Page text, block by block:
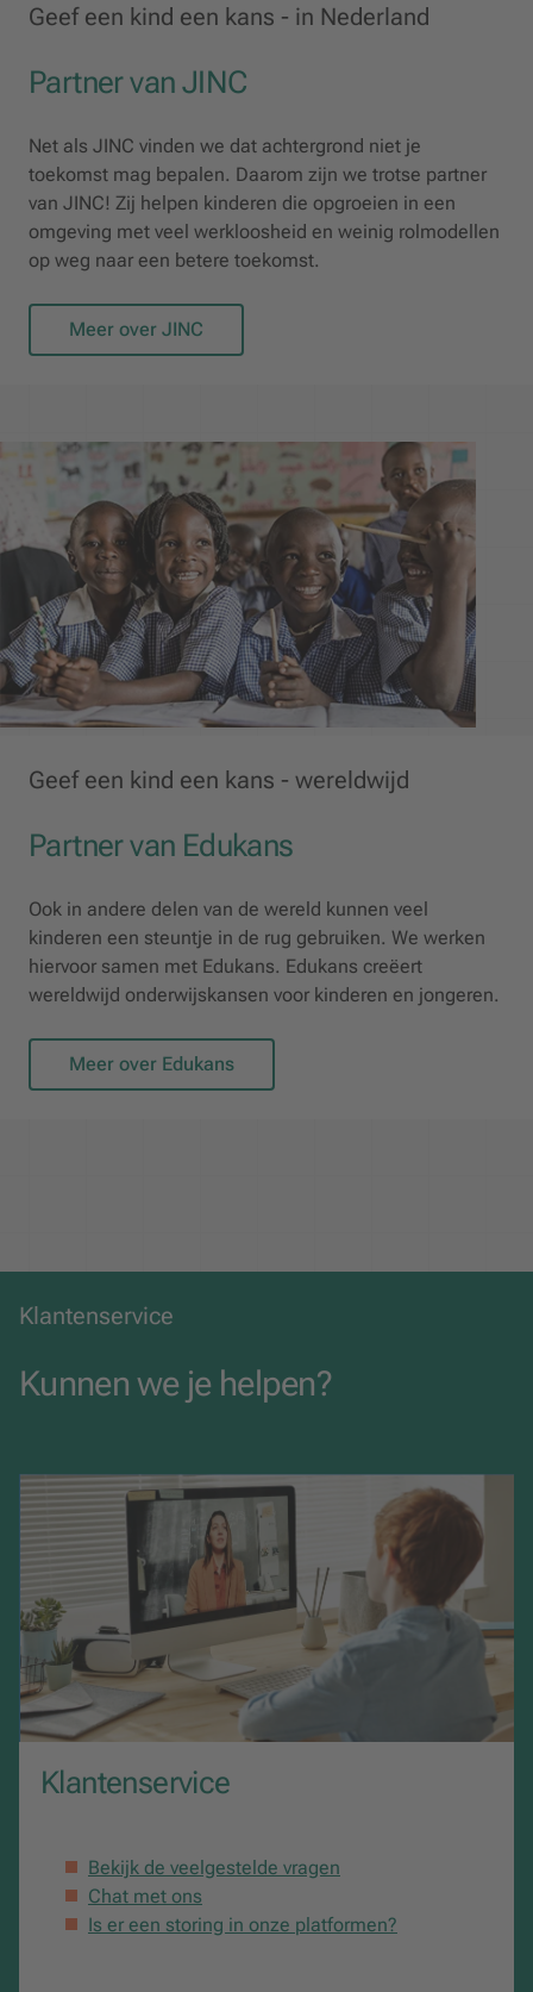
Geef een kind een kans - in Nederland
Partner van JINC
Net als JINC vinden we dat achtergrond niet je
toekomst mag bepalen. Daarom zijn we trotse partner
van JINC! Zij helpen kinderen die opgroeien in een
omgeving met veel werkloosheid en weinig rolmodellen
op weg naar een betere toekomst.
Meer over JINC
Geef een kind een kans - wereldwijd
Partner van Edukans
Ook in andere delen van de wereld kunnen veel
kinderen een steuntje in de rug gebruiken. We werken
hiervoor samen met Edukans. Edukans creëert
wereldwijd onderwijskansen voor kinderen en jongeren.
Meer over Edukans
Klantenservice
Kunnen we je helpen?
Klantenservice
Bekijk de veelgestelde vragen
Chat met ons
Is er een storing in onze platformen?